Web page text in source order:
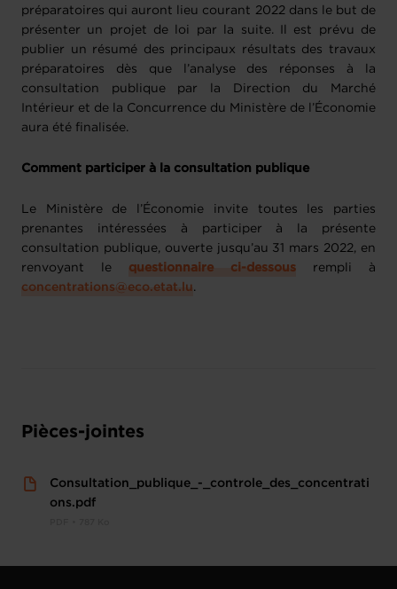
préparatoires qui auront lieu courant 2022 dans le but de
présenter un projet de loi par la suite. Il est prévu de
publier un résumé des principaux résultats des travaux
préparatoires dès que l’analyse des réponses à la
consultation publique par la Direction du Marché
Intérieur et de la Concurrence du Ministère de l’Économie
aura été finalisée.
Comment participer à la consultation publique
Le Ministère de l’Économie invite toutes les parties
prenantes intéressées à participer à la présente
consultation publique, ouverte jusqu’au 31 mars 2022, en
renvoyant le questionnaire ci-dessous
rempli à
concentrations@eco.etat.lu.
Pièces-jointes
Consultation_publique_-_controle_des_concentrati
ons.pdf